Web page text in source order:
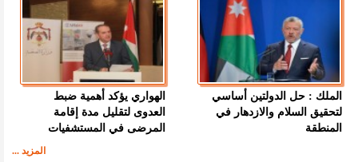
الملك : حل الدولتين أساسي
لتحقيق السلام والازدهار في
المنطقة
الهواري يؤكد أهمية ضبط
العدوى لتقليل مدة إقامة
المرضى في المستشفيات
المزيد ...